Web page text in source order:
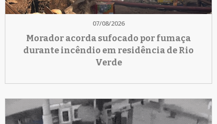
07/08/2026
Morador acorda sufocado por fumaça
durante incêndio em residência de Rio
Verde